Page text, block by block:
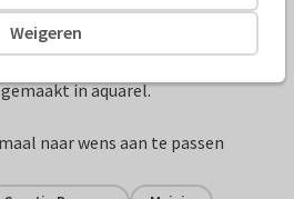
meisje met lief paardje versierd
in aquarel.
naar wens aan te passen
Weigeren